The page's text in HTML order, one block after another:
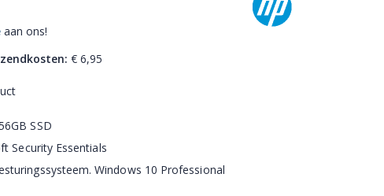
aan ons!
€ 6,95
SSD
Security Essentials
Windows 10 Professional